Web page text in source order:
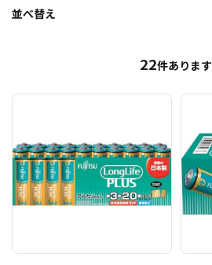
並べ替え
22件あります